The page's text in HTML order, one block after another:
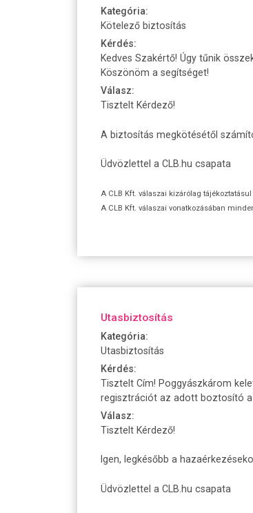
Kategória:
Kötelező biztosítás
Kérdés:
Kedves Szakértő! Úgy tűnik
Köszönöm a segítséget!
Válasz:
Tisztelt Kérdező!
A biztosítás megkötésétől
Üdvözlettel a CLB.hu csapata
A CLB Kft. válaszai kizárólag
A CLB Kft. válaszai vonatkozásában
Utasbiztosítás
Kategória:
Utasbiztosítás
Kérdés:
Tisztelt Cím! Poggyászkárom
regisztrációt az adott boztosító
Válasz:
Tisztelt Kérdező!
Igen, legkésőbb a
Üdvözlettel a CLB.hu csapata